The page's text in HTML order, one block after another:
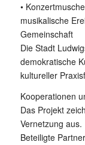
•
musikalische
Gemeinschaft
Die Stadt
demokratische
kultureller
Kooperationen
Das Projekt
Vernetzung aus.
Beteiligte